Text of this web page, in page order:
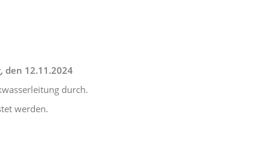
den 12.11.2024
durch.
werden.